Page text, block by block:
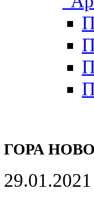
ГОРА
29.01.2021